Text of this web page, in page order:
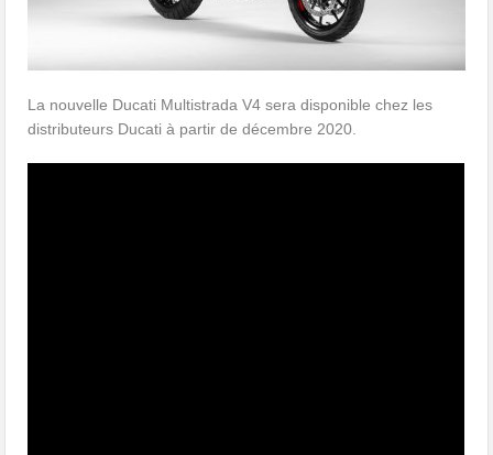
La nouvelle Ducati Multistrada V4 sera disponible chez les
distributeurs Ducati à partir de décembre 2020.